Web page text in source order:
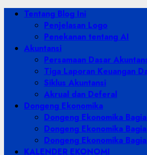
Skip
PrimaryTentang Blog Ini
Penjelasan Logo
Penekanan tentang AI
Akuntansi
Persamaan Dasar
Tiga Laporan Keuangan
Siklus Akuntansi
Akrual dan Deferal
Dongeng Ekonomika
Dongeng Ekonomika
Dongeng Ekonomika
Dongeng Ekonomika
KALENDER EKONOMI